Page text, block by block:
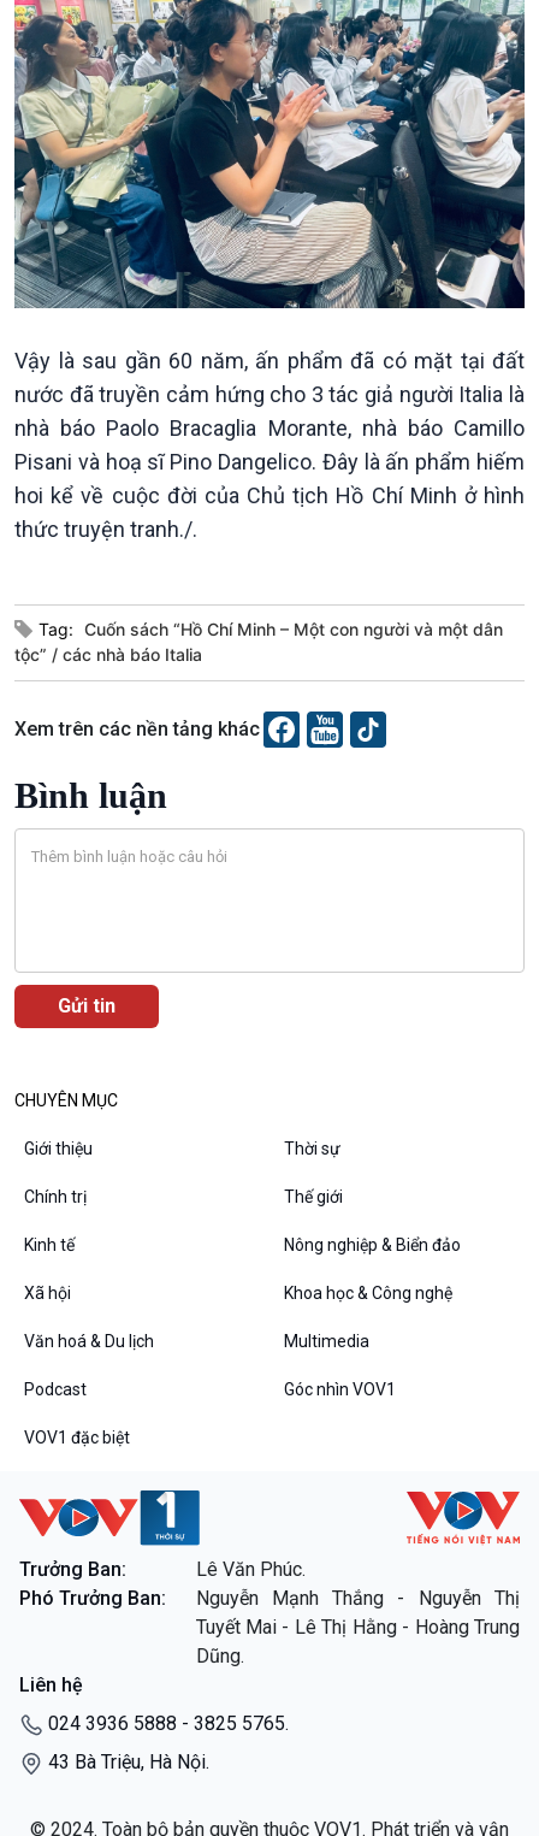
Podcast
Góc nhìn VOV1
Bình luận
10 phút Sự kiện - Luận bàn
Câu chuyện thời sự
Chuyện đêm
VOV1 đặc biệt
Thanh âm ký sự
Các chương trình đặc biệt
Vậy là sau gần 60 năm, ấn phẩm đã có mặt tại đất
nước đã truyền cảm hứng cho 3 tác giả người Italia là
nhà báo Paolo Bracaglia Morante, nhà báo Camillo
Pisani và hoạ sĩ Pino Dangelico. Đây là ấn phẩm hiếm
hoi kể về cuộc đời của Chủ tịch Hồ Chí Minh ở hình
thức truyện tranh./.
Tag: Cuốn sách “Hồ Chí Minh – Một con người và một dân
tộc”
các nhà báo Italia
Xem trên các nền tảng khác
Bình luận
CHUYÊN MỤC
Giới thiệu Thời sự
Chính trị Thế giới
Kinh tế Nông nghiệp & Biển đảo
Xã hội Khoa học & Công nghệ
Văn hoá & Du lịch Multimedia
Podcast Góc nhìn VOV1
VOV1 đặc biệt
Trưởng Ban:
Lê Văn Phúc.
Phó Trưởng Ban:
Nguyễn Mạnh Thắng - Nguyễn Thị
Tuyết Mai - Lê Thị Hằng - Hoàng Trung
Dũng.
Liên hệ
024 3936 5888 - 3825 5765.
43 Bà Triệu, Hà Nội.
© 2024. Toàn bộ bản quyền thuộc VOV1. Phát triển và vận